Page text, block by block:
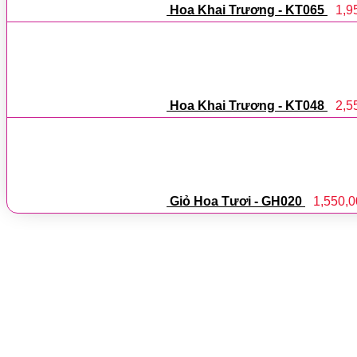
Hoa Khai Trương - KT065
Hoa Khai Trương - KT048
Giỏ Hoa Tươi - GH020